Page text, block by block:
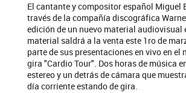
El cantante y compositor español Miguel
través de la compañía discográfica
edición de un nuevo material audiovisual
material saldrá a la venta este 1ro de
parte de sus presentaciones en vivo en el
gira "Cardio Tour". Dos horas de música
estereo y un detrás de cámara que
día corriente estando de gira.